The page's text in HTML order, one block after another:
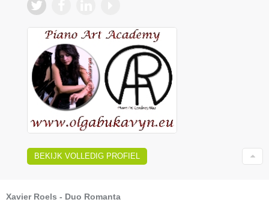
BEKIJK VOLLEDIG PROFIEL
Xavier Roels - Duo Romanta